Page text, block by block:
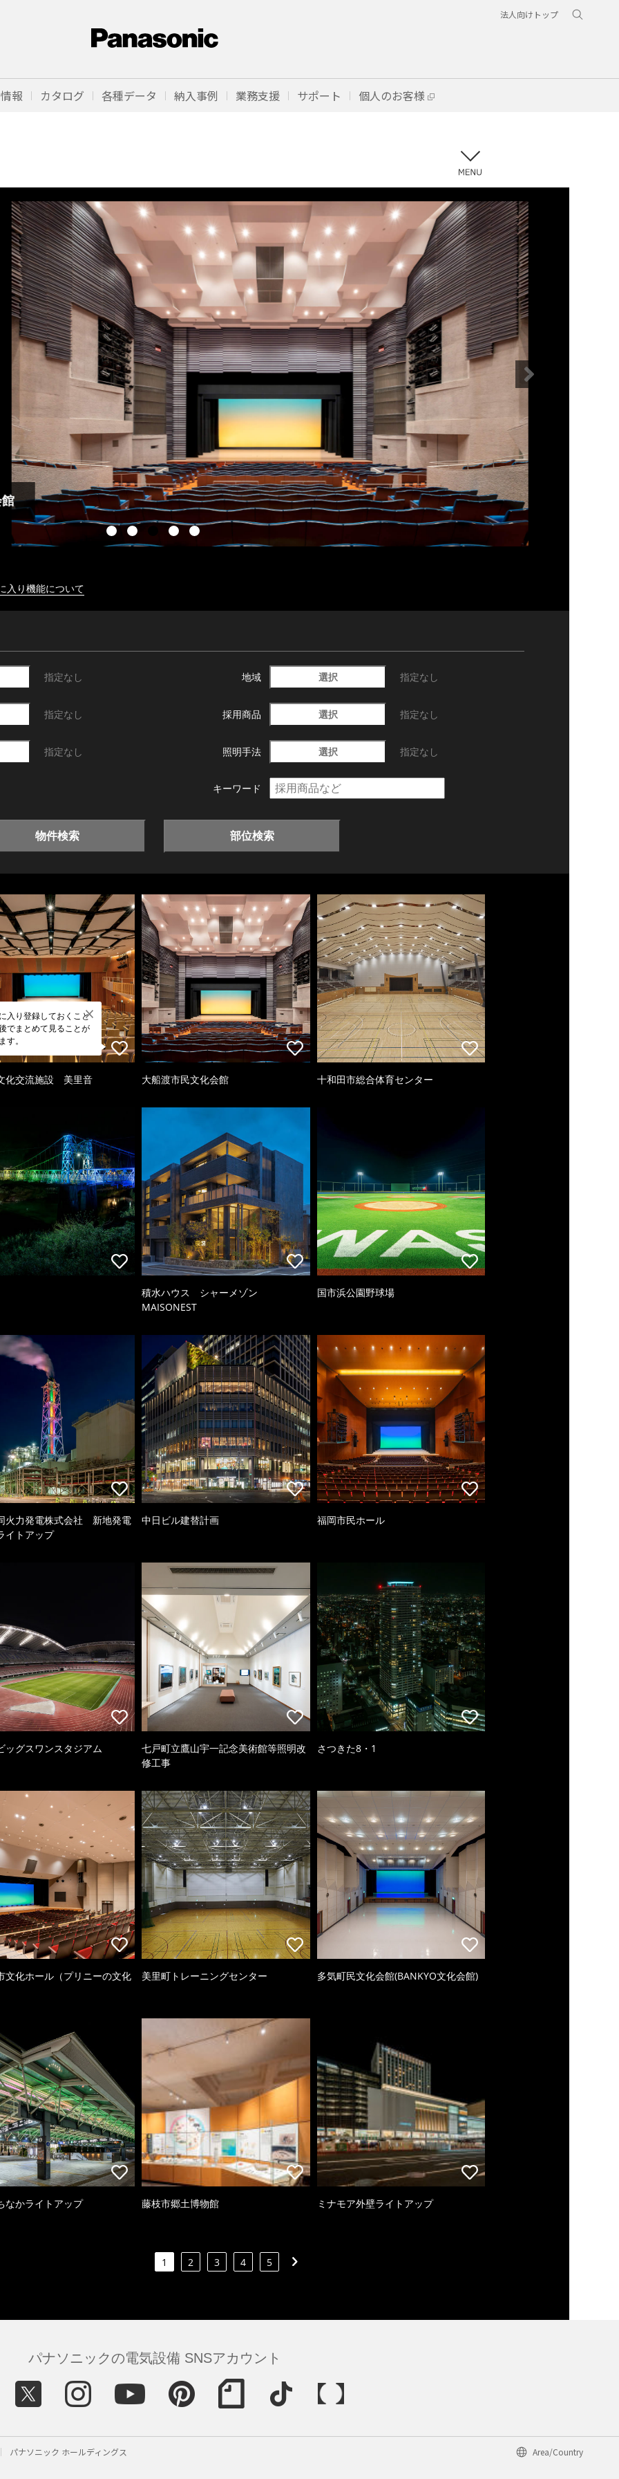
法人向けトップ
報 カタログ 各種データ 納入事例 業務支援 サポート 個人のお客様
入り機能について
指定なし 地域 選択 指定なし
指定なし 採用商品 選択 指定なし
指定なし 照明手法 選択 指定なし
キーワード
物件検索 部位検索
入り登録しておくこと
でまとめて見ることが
す。
化交流施設 美里音 大船渡市民文化会館 十和田市総合体育センター
積水ハウス シャーメゾン
MAISONEST
国市浜公園野球場
火力発電株式会社 新地発電
イトアップ
中日ビル建替計画 福岡市民ホール
ッグスワンスタジアム
七戸町立鷹山宇一記念美術館等照明改
修工事
さつきた8・1
文化ホール（プリニーの文化
美里町トレーニングセンター 多気町民文化会館(BANKYO文化会館)
なかライトアップ 藤枝市郷土博物館 ミナモア外壁ライトアップ
1 2 3 4 5
パナソニックの電気設備 SNSアカウント
パナソニック ホールディングス Area/Country